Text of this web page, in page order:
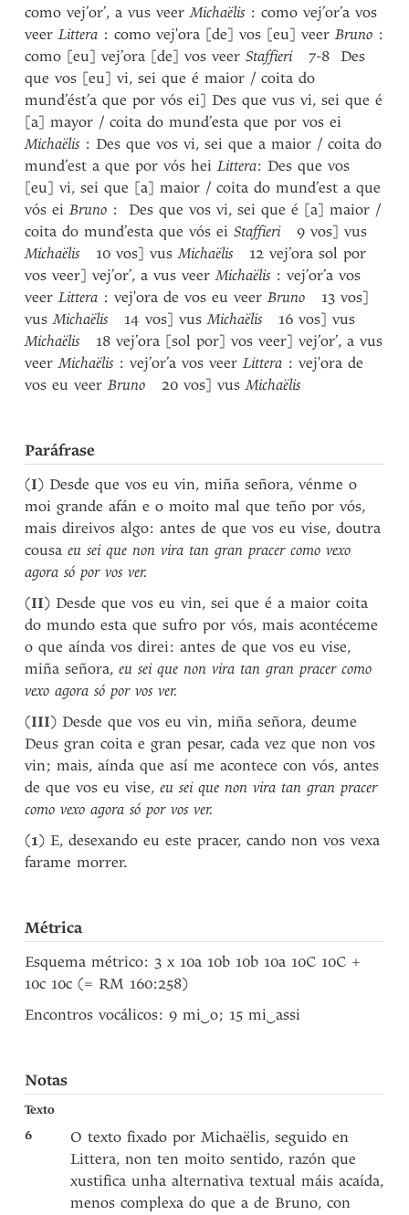
como vej’or’, a vus veerMichaëlis : como vej’or’a vos
veerLittera : como vej'ora [de] vos [eu] veerBruno :
como [eu] vej’ora [de] vos veerStaffieri7-8 Des
que vos [eu] vi, sei que é maior / coita do
mund’ést’a que por vós ei] Des que vus vi, sei que é
[a] mayor / coita do mund’esta que por vos ei
Michaëlis : Des que vos vi, sei que a maior / coita do
mund’est a que por vós heiLittera: Des que vos
[eu] vi, sei que [a] maior / coita do mund’est a que
vós eiBruno : Des que vos vi, sei que é [a] maior /
coita do mund’esta que vós eiStaffieri
9 vos] vus
Michaëlis 10 vos] vusMichaëlis 12 vej’ora sol por
vos veer] vej’or’, a vus veerMichaëlis : vej’or’a vos
veerLittera : vej'ora de vos eu veerBruno 13 vos]
vusMichaëlis 14 vos] vusMichaëlis 16 vos] vus
Michaëlis 18 vej’ora [sol por] vos veer] vej’or’, a vus
veerMichaëlis : vej’or’a vos veer Littera : vej'ora de
vos eu veerBruno 20 vos] vusMichaëlis
Paráfrase
(I) Desde que vos eu vin, miña señora, vénme o
moi grande afán e o moito mal que teño por vós,
mais direivos algo: antes de que vos eu vise, doutra
cousaeu sei que non vira tan gran pracer como vexo
agora só por vos ver.
(II) Desde que vos eu vin, sei que é a maior coita
do mundo esta que sufro por vós, mais acontéceme
o que aínda vos direi: antes de que vos eu vise,
miña señora,eu sei que non vira tan gran pracer como
vexo agora só por vos ver.
(III) Desde que vos eu vin, miña señora, deume
Deus gran coita e gran pesar, cada vez que non vos
vin; mais, aínda que así me acontece con vós, antes
de que vos eu vise,eu sei que non vira tan gran pracer
como vexo agora só por vos ver.
(1) E, desexando eu este pracer, cando non vos vexa
farame morrer.
Métrica
Esquema métrico: 3 x 10a 10b 10b 10a 10C 10C +
10c 10c (= RM 160:258)
Encontros vocálicos: 9 mi ‿o; 15 mi ‿assi
Notas
Texto
6
O texto fixado por Michaëlis, seguido en
Littera, non ten moito sentido, razón que
xustifica unha alternativa textual máis acaída,
menos complexa do que a de Bruno, con